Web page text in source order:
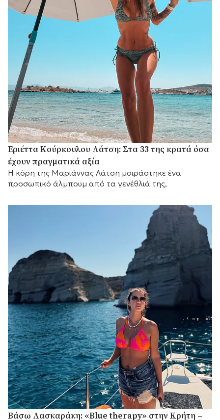
Εριέττα Κούρκουλου Λάτση: Στα 33 της κρατά όσα
έχουν πραγματικά αξία
Η κόρη της Μαριάννας Λάτση μοιράστηκε ένα
προσωπικό άλμπουμ από τα γενέθλιά της,
Βάσω Λασκαράκη: «Blue therapy» στην Κρήτη –